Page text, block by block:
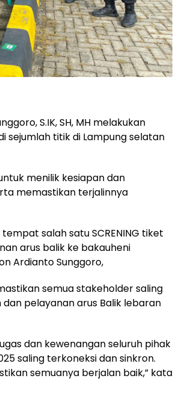
S.IK, SH, MH melakukan
sejumlah titik di Lampung selatan
menilik kesiapan dan
memastikan terjalinnya
salah satu SCRENING tiket
arus balik ke bakauheni
Ardianto Sunggoro,
semua stakeholder saling
pelayanan arus Balik lebaran
dan kewenangan seluruh pihak
saling terkoneksi dan sinkron.
semuanya berjalan baik,” kata